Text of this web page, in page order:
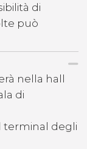
di
può
nella hall
di
terminal degli